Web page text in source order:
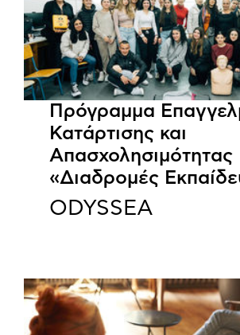
Πρόγραμμα
Κατάρτισης και
Απασχολησιμότητας
«Διαδρομές
ODYSSEA